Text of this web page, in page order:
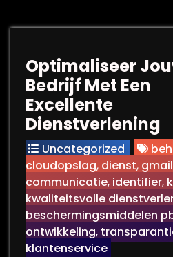
Optimaliseer
Bedrijf Met Een
Excellente
Dienstverlening
Uncategorized
cloudopslag, dienst,
communicatie, identifier,
kwaliteitsvolle
beschermingsmiddelen
ontwikkeling,
klantenservice